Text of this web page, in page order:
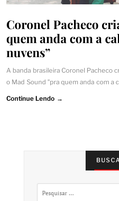
Coronel Pacheco
quem anda com a
nuvens”
A banda brasileira Coronel Pacheco
o Mad Sound "pra quem anda com a
Continue Lendo →